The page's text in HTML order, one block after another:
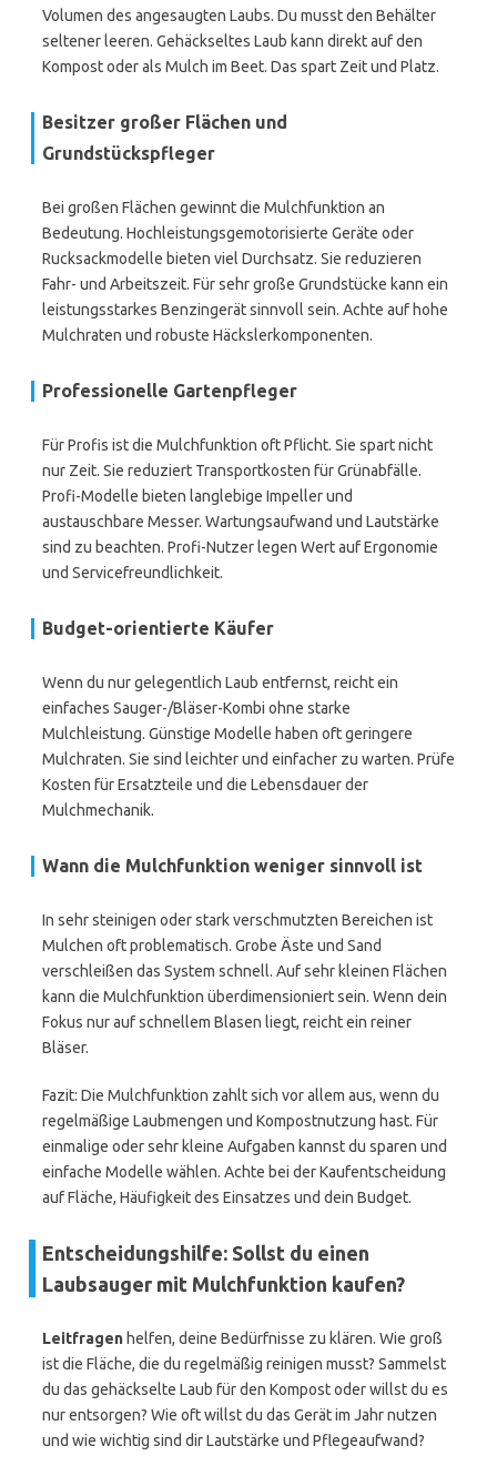
Volumen des angesaugten Laubs. Du musst den Behälter
seltener leeren. Gehäckseltes Laub kann direkt auf den
Kompost oder als Mulch im Beet. Das spart Zeit und Platz.
Besitzer großer Flächen und
Grundstückspfleger
Bei großen Flächen gewinnt die Mulchfunktion an
Bedeutung. Hochleistungsgemotorisierte Geräte oder
Rucksackmodelle bieten viel Durchsatz. Sie reduzieren
Fahr- und Arbeitszeit. Für sehr große Grundstücke kann ein
leistungsstarkes Benzingerät sinnvoll sein. Achte auf hohe
Mulchraten und robuste Häckslerkomponenten.
Professionelle Gartenpfleger
Für Profis ist die Mulchfunktion oft Pflicht. Sie spart nicht
nur Zeit. Sie reduziert Transportkosten für Grünabfälle.
Profi-Modelle bieten langlebige Impeller und
austauschbare Messer. Wartungsaufwand und Lautstärke
sind zu beachten. Profi-Nutzer legen Wert auf Ergonomie
und Servicefreundlichkeit.
Budget-orientierte Käufer
Wenn du nur gelegentlich Laub entfernst, reicht ein
einfaches Sauger-/Bläser-Kombi ohne starke
Mulchleistung. Günstige Modelle haben oft geringere
Mulchraten. Sie sind leichter und einfacher zu warten. Prüfe
Kosten für Ersatzteile und die Lebensdauer der
Mulchmechanik.
Wann die Mulchfunktion weniger sinnvoll ist
In sehr steinigen oder stark verschmutzten Bereichen ist
Mulchen oft problematisch. Grobe Äste und Sand
verschleißen das System schnell. Auf sehr kleinen Flächen
kann die Mulchfunktion überdimensioniert sein. Wenn dein
Fokus nur auf schnellem Blasen liegt, reicht ein reiner
Bläser.
Fazit: Die Mulchfunktion zahlt sich vor allem aus, wenn du
regelmäßige Laubmengen und Kompostnutzung hast. Für
einmalige oder sehr kleine Aufgaben kannst du sparen und
einfache Modelle wählen. Achte bei der Kaufentscheidung
auf Fläche, Häufigkeit des Einsatzes und dein Budget.
Entscheidungshilfe: Sollst du einen
Laubsauger mit Mulchfunktion kaufen?
Leitfragen helfen, deine Bedürfnisse zu klären. Wie groß
ist die Fläche, die du regelmäßig reinigen musst? Sammelst
du das gehäckselte Laub für den Kompost oder willst du es
nur entsorgen? Wie oft willst du das Gerät im Jahr nutzen
und wie wichtig sind dir Lautstärke und Pflegeaufwand?